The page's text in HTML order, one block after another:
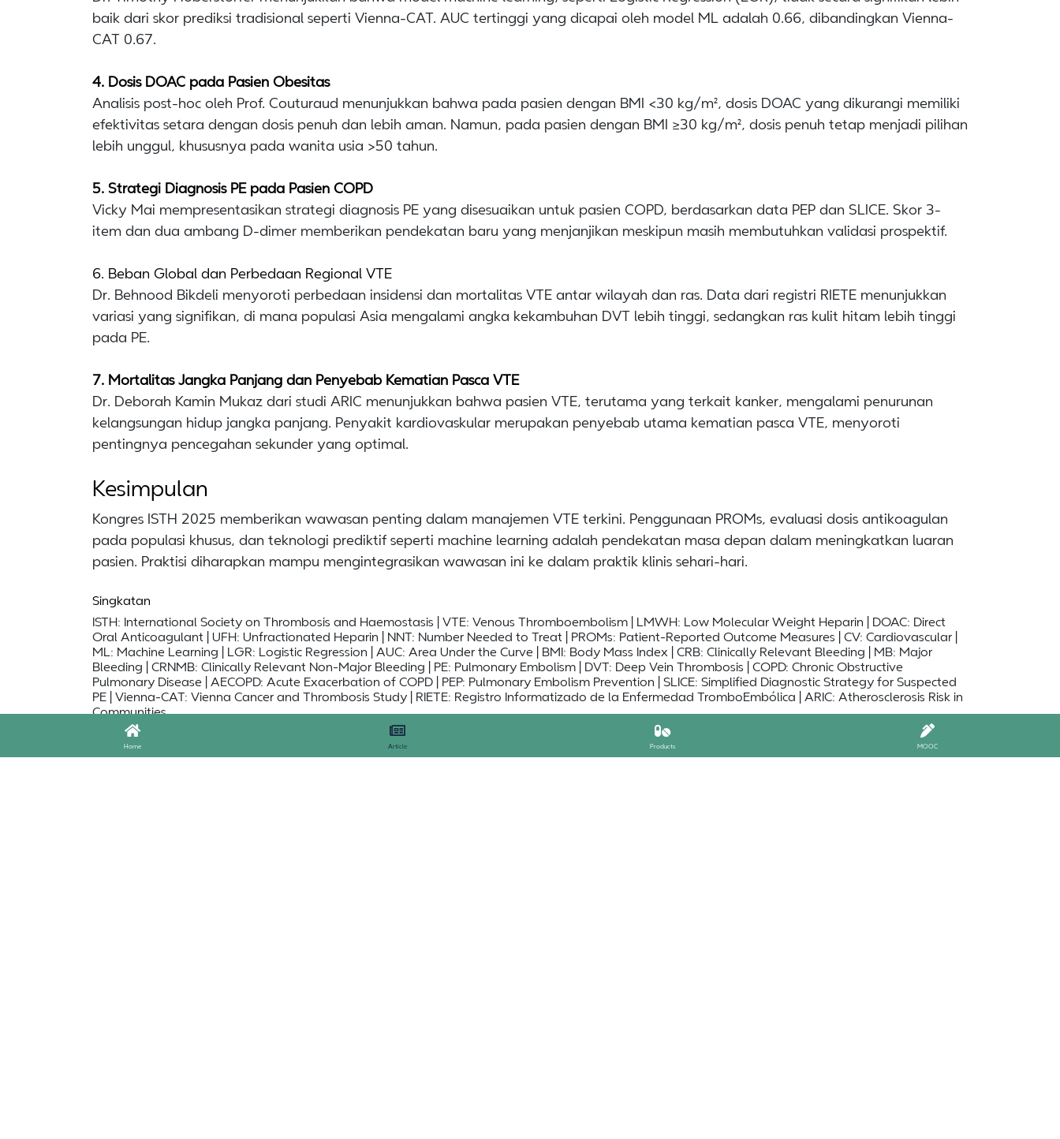
baik dari skor prediksi tradisional seperti Vienna-CAT. AUC tertinggi yang dicapai oleh model ML adalah 0.66, dibandingkan Vienna-
CAT 0.67.
4. Dosis DOAC pada Pasien Obesitas
Analisis post-hoc oleh Prof. Couturaud menunjukkan bahwa pada pasien dengan BMI <30 kg/m², dosis DOAC yang dikurangi memiliki
efektivitas setara dengan dosis penuh dan lebih aman. Namun, pada pasien dengan BMI ≥30 kg/m², dosis penuh tetap menjadi pilihan
lebih unggul, khususnya pada wanita usia >50 tahun.
5. Strategi Diagnosis PE pada Pasien COPD
Vicky Mai mempresentasikan strategi diagnosis PE yang disesuaikan untuk pasien COPD, berdasarkan data PEP dan SLICE. Skor 3-
item dan dua ambang D-dimer memberikan pendekatan baru yang menjanjikan meskipun masih membutuhkan validasi prospektif.
6. Beban Global dan Perbedaan Regional VTE
Dr. Behnood Bikdeli menyoroti perbedaan insidensi dan mortalitas VTE antar wilayah dan ras. Data dari registri RIETE menunjukkan
variasi yang signifikan, di mana populasi Asia mengalami angka kekambuhan DVT lebih tinggi, sedangkan ras kulit hitam lebih tinggi
pada PE.
7. Mortalitas Jangka Panjang dan Penyebab Kematian Pasca VTE
Dr. Deborah Kamin Mukaz dari studi ARIC menunjukkan bahwa pasien VTE, terutama yang terkait kanker, mengalami penurunan
kelangsungan hidup jangka panjang. Penyakit kardiovaskular merupakan penyebab utama kematian pasca VTE, menyoroti
pentingnya pencegahan sekunder yang optimal.
Kesimpulan
Kongres ISTH 2025 memberikan wawasan penting dalam manajemen VTE terkini. Penggunaan PROMs, evaluasi dosis antikoagulan
pada populasi khusus, dan teknologi prediktif seperti machine learning adalah pendekatan masa depan dalam meningkatkan luaran
pasien. Praktisi diharapkan mampu mengintegrasikan wawasan ini ke dalam praktik klinis sehari-hari.
Singkatan
ISTH: International Society on Thrombosis and Haemostasis | VTE: Venous Thromboembolism | LMWH: Low Molecular Weight Heparin | DOAC: Direct
Oral Anticoagulant | UFH: Unfractionated Heparin | NNT: Number Needed to Treat | PROMs: Patient-Reported Outcome Measures | CV: Cardiovascular |
ML: Machine Learning | LGR: Logistic Regression | AUC: Area Under the Curve | BMI: Body Mass Index | CRB: Clinically Relevant Bleeding | MB: Major
Bleeding | CRNMB: Clinically Relevant Non-Major Bleeding | PE: Pulmonary Embolism | DVT: Deep Vein Thrombosis | COPD: Chronic Obstructive
Pulmonary Disease | AECOPD: Acute Exacerbation of COPD | PEP: Pulmonary Embolism Prevention | SLICE: Simplified Diagnostic Strategy for Suspected
PE | Vienna-CAT: Vienna Cancer and Thrombosis Study | RIETE: Registro Informatizado de la Enfermedad TromboEmbólica | ARIC: Atherosclerosis Risk in
Communities.
Share this article
Home Article Products MOOC